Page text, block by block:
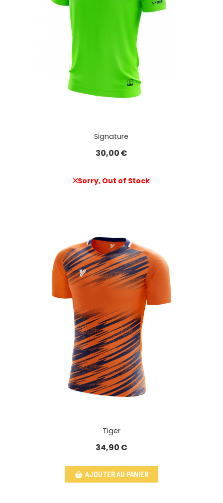
Signature
30,00€
Sorry, Out of Stock
Tiger
34,90€
AJOUTER AU PANIER